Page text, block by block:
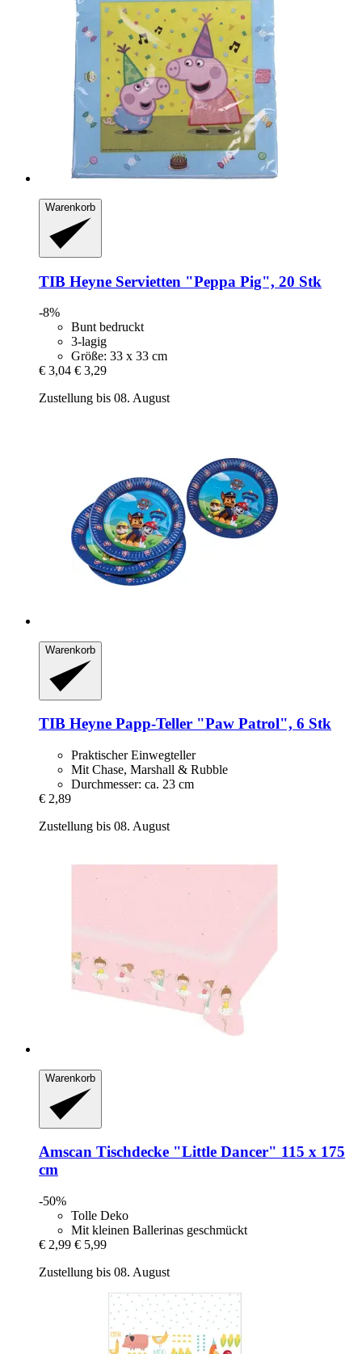
Warenkorb
TIB Heyne Servietten "Peppa Pig", 20 Stk
-8%
Bunt bedruckt
3-lagig
Größe: 33 x 33 cm
€ 3,04 € 3,29
Zustellung bis 08. August
Warenkorb
TIB Heyne Papp-​Teller "Paw Patrol", 6 Stk
Praktischer Einwegteller
Mit Chase, Marshall & Rubble
Durchmesser: ca. 23 cm
€ 2,89
Zustellung bis 08. August
Warenkorb
Amscan Tischdecke "Little Dancer" 115 x 175
cm
-50%
Tolle Deko
Mit kleinen Ballerinas geschmückt
€ 2,99 € 5,99
Zustellung bis 08. August